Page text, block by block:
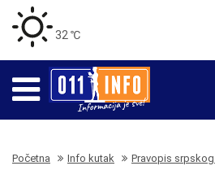
32 ℃
Početna Info kutak Pravopis